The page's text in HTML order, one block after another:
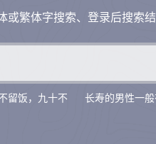
或繁体字搜索、登录后搜索
留饭，九十不 长寿的男性一